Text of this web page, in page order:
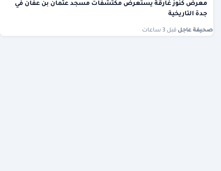
معرض كنوز غارقة يستعرض مكتشفات مسجد عثمان بن عفان في
جدة التاريخية
صحيفة عاجل قبل 3 ساعات